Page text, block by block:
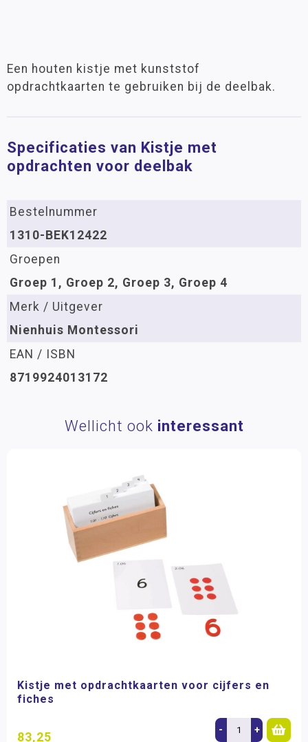
Een houten kistje met kunststof
opdrachtkaarten te gebruiken bij de deelbak.
Specificaties van Kistje met
opdrachten voor deelbak
Bestelnummer
1310-BEK12422
Groepen
Groep 1, Groep 2, Groep 3, Groep 4
Merk / Uitgever
Nienhuis Montessori
EAN / ISBN
8719924013172
Wellicht ook interessant
Kistje met opdrachtkaarten voor cijfers en
fiches
83,25 - +